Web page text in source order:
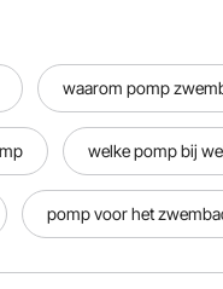
waarom pomp
welke pomp bij
pomp voor het